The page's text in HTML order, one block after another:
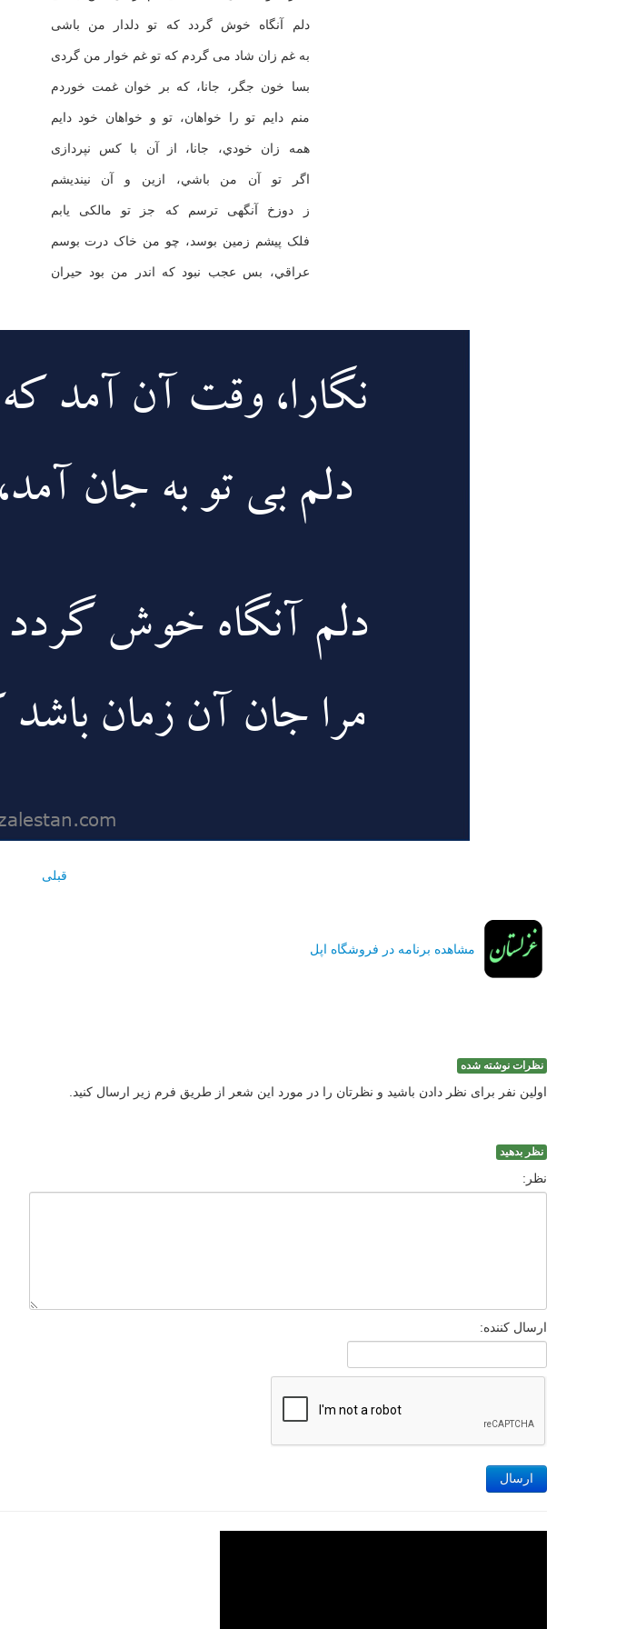
دلم آنگاه خوش گردد که تو دلدار من باشى
به غم زان شاد مى گردم که تو غم خوار من گردى
بسا خون جگر، جانا، که بر خوان غمت خوردم
منم دايم تو را خواهان، تو و خواهان خود دايم
همه زان خودي، جانا، از آن با کس نپردازى
اگر تو آن من باشي، ازين و آن نينديشم
ز دوزخ آنگهى ترسم که جز تو مالکى يابم
فلک پيشم زمين بوسد، چو من خاک درت بوسم
عراقي، بس عجب نبود که اندر من بود حيران
قبلی
مشاهده برنامه در فروشگاه اپل
نظرات نوشته شده
اولین نفر برای نظر دادن باشید و نظرتان را در مورد این شعر از طریق فرم زیر ارسال کنید.
نظر بدهید
نظر:
ارسال کننده:
ارسال